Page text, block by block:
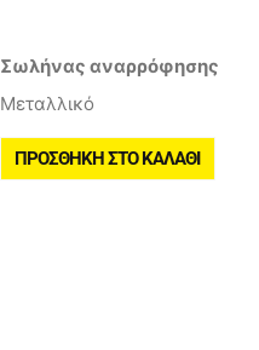
Σωλήνας αναρρόφησης
Μεταλλικό
ΠΡΟΣΘΉΚΗ ΣΤΟ ΚΑΛΆΘΙ